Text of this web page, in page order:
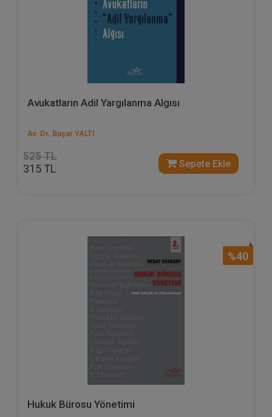
Avukatların Adil Yargılanma Algısı
Av. Dr. Başar YALTI
525 TL
315 TL Sepete Ekle
%40
Hukuk Bürosu Yönetimi